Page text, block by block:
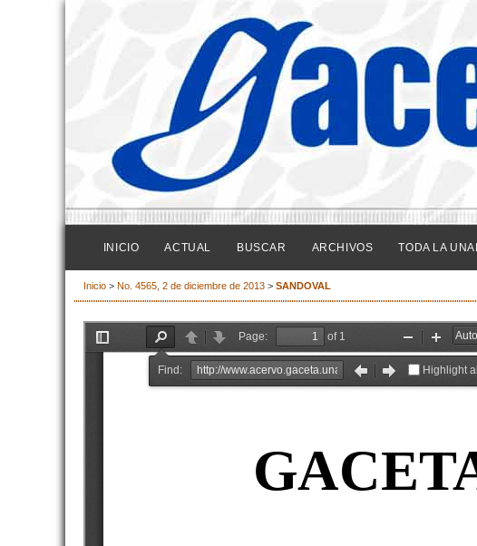
INICIO ACTUAL BUSCAR ARCHIVOS TODA LA
Inicio > No. 4565, 2 de diciembre de 2013 > SANDOVAL